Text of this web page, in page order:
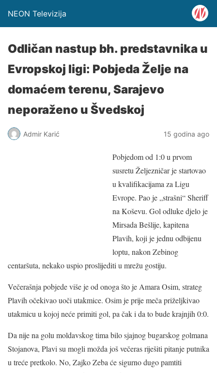
NEON Televizija
Odličan nastup bh. predstavnika u
Evropskoj ligi: Pobjeda Želje na
domaćem terenu, Sarajevo
neporaženo u Švedskoj
Admir Karić 15 godina ago
Pobjedom od 1:0 u prvom
susretu Željezničar je startovao
u kvalifikacijama za Ligu
Evrope. Pao je „strašni“ Sheriff
na Koševu. Gol odluke djelo je
Mirsada Bešlije, kapitena
Plavih, koji je jednu odbijenu
loptu, nakon Zebinog
centaršuta, nekako uspio proslijediti u mrežu gostiju.
Večerašnja pobjede više je od onoga što je Amara Osim, strateg
Plavih očekivao uoči utakmice. Osim je prije meča priželjkivao
utakmicu u kojoj neće primiti gol, pa čak i da to bude krajnjih 0:0.
Da nije na golu moldavskog tima bilo sjajnog bugarskog golmana
Stojanova, Plavi su mogli možda još večeras riješiti pitanje putnika
u treće pretkolo. No, Zajko Zeba će sigurno dugo pamtiti